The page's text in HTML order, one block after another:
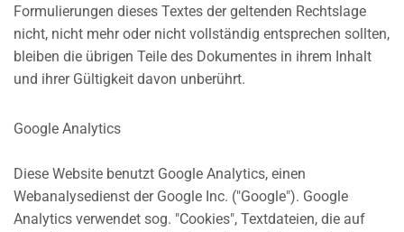
Formulierungen dieses Textes der geltenden Rechtslage
nicht, nicht mehr oder nicht vollständig entsprechen sollten,
bleiben die übrigen Teile des Dokumentes in ihrem Inhalt
und ihrer Gültigkeit davon unberührt.
Google Analytics
Diese Website benutzt Google Analytics, einen
Webanalysedienst der Google Inc. ("Google"). Google
Analytics verwendet sog. "Cookies", Textdateien, die auf